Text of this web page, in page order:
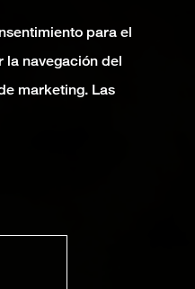
para el
la navegación del
marketing. Las